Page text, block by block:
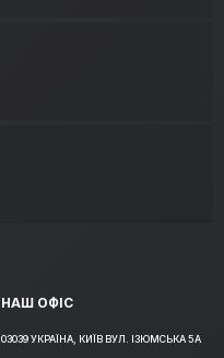
НАШ ОФІС
03039 УКРАЇНА, КИЇВ ВУЛ. ІЗЮМСЬКА 5А